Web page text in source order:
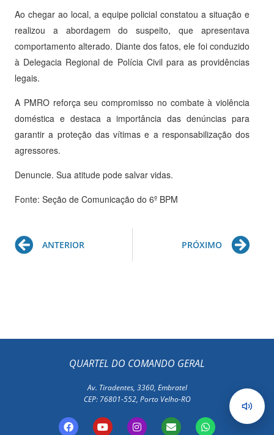
Ao chegar ao local, a equipe policial constatou a situação e
realizou a abordagem do suspeito, que apresentava
comportamento alterado. Diante dos fatos, ele foi conduzido
à Delegacia Regional de Polícia Civil para as providências
legais.
A PMRO reforça seu compromisso no combate à violência
doméstica e destaca a importância das denúncias para
garantir a proteção das vítimas e a responsabilização dos
agressores.
Denuncie. Sua atitude pode salvar vidas.
Fonte: Seção de Comunicação do 6º BPM
Prev
ANTERIOR PRÓXIMO
QUARTEL DO COMANDO GERAL
Av. Tiradentes, 3360, Embratel
CEP: 76801-552, Porto Velho-RO
F
a
Y
o
I
n
E
n
W
h